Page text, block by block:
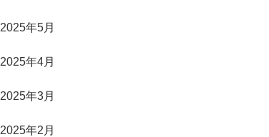
2025年5月
2025年4月
2025年3月
2025年2月